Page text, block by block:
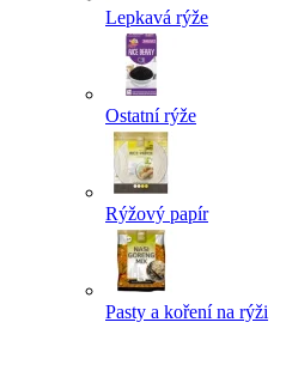
Lepkavá rýže
Ostatní rýže
Rýžový papír
Pasty a koření na rýži